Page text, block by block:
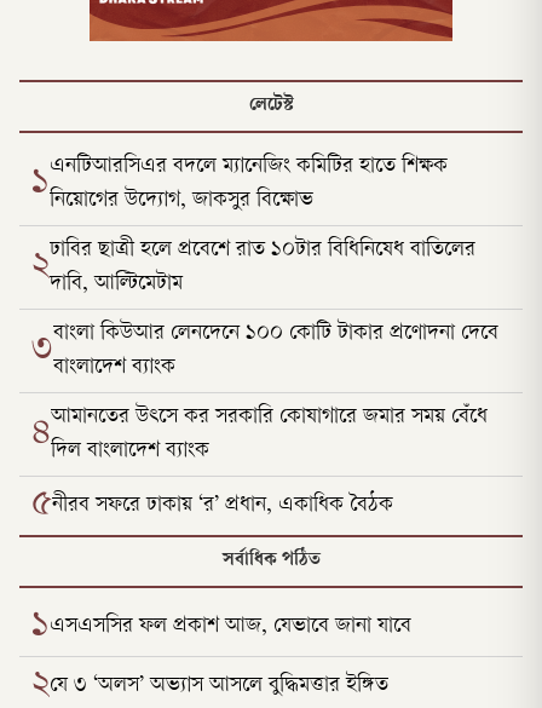
লেটেস্ট
১এনটিআরসিএর বদলে ম্যানেজিং কমিটির হাতে শিক্ষক
নিয়োগের উদ্যোগ, জাকসুর বিক্ষোভ
২ঢাবির ছাত্রী হলে প্রবেশে রাত ১০টার বিধিনিষেধ বাতিলের
দাবি, আল্টিমেটাম
৩বাংলা কিউআর লেনদেনে ১০০ কোটি টাকার প্রণোদনা দেবে
বাংলাদেশ ব্যাংক
৪আমানতের উৎসে কর সরকারি কোষাগারে জমার সময় বেঁধে
দিল বাংলাদেশ ব্যাংক
৫নীরব সফরে ঢাকায় ‘র’ প্রধান, একাধিক বৈঠক
সর্বাধিক পঠিত
১এসএসসির ফল প্রকাশ আজ, যেভাবে জানা যাবে
২যে ৩ ‘অলস’ অভ্যাস আসলে বুদ্ধিমত্তার ইঙ্গিত